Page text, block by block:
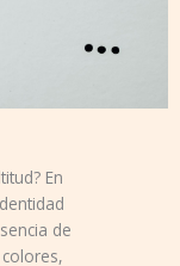
En
de